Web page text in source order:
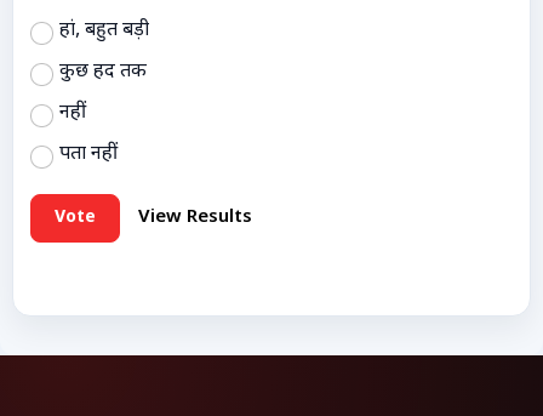
हां, बहुत बड़ी
कुछ हद तक
नहीं
पता नहीं
Vote View Results